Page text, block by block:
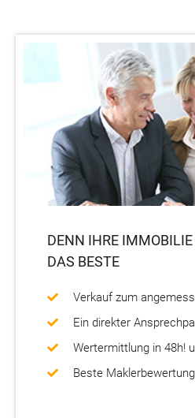
DENN IHRE
DAS BESTE
Verkauf zum
Ein direkter
Wertermittlung in 48h!
Beste